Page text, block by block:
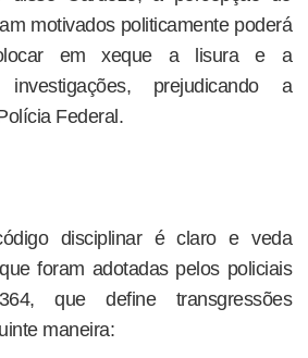
motivados politicamente poderá
em xeque a lisura e a
prejudicando a
Federal.
disciplinar é claro e veda
foram adotadas pelos policiais
que define transgressões
maneira: